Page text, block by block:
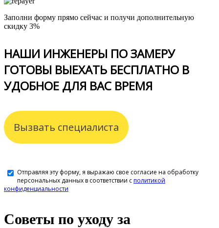
Заполни форму прямо сейчас и получи дополнительную
скидку 3%
НАШИ ИНЖЕНЕРЫ ПО ЗАМЕРУ
ГОТОВЫ ВЫЕХАТЬ БЕСПЛАТНО В
УДОБНОЕ ДЛЯ ВАС ВРЕМЯ
Вызвать специалиста
Отправляя эту форму, я выражаю свое согласие на обработку
персональных данных в соответствии сполитикой
конфиденциальности
Советы по уходу за